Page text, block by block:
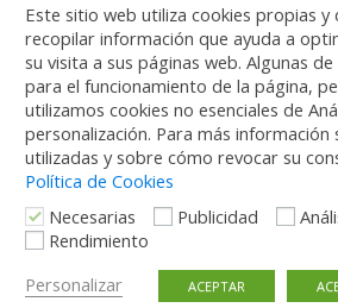
rectificar y a solicitar la supresión de sus datos. Para
tratamiento de sus datos y la forma en que puede
Política de Privacidad de Blog EMT, disponible en:
privacidad
Móvil
Este sitio web utiliza cookies propias
recopilar información que ayuda a
su visita a sus páginas web. Algunas
para el funcionamiento de la página,
utilizamos cookies no esenciales de
personalización. Para más información
utilizadas y sobre cómo revocar su
Política de Cookies
Necesarias
Publicidad
Rendimiento
Personalizar
ACEPTAR